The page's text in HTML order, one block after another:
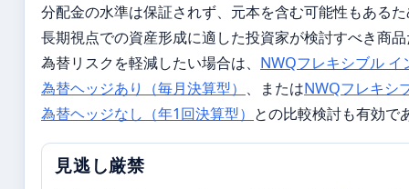
分配金の水準は保証されず、元本を含む可能性もある
長期視点での資産形成に適した投資家が検討すべき商
為替リスクを軽減したい場合は、 NWQフレキシブル イ
為替ヘッジあり（毎月決算型） 、またはNWQフレキシ
為替ヘッジなし（年1回決算型） との比較検討も有効で
見逃し厳禁